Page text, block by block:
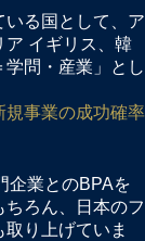
る国として、ア
ア イギリス、韓
問・産業」とし
規事業の成功確率
企業とのBPAを
ろん、日本のフ
り上げていま